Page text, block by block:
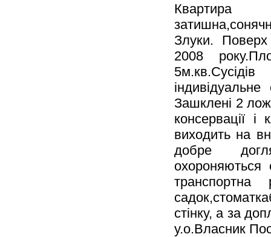
Квартира
Злуки.
2008
Зашклені 2
консервації
виходить на
добре
стінку, а за
у.о.Власник